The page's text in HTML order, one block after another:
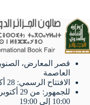
قصر المعارض،
العاصمة
الافتتاح الرسمي: 28 أكتوبر
10:00 إلى 19:00